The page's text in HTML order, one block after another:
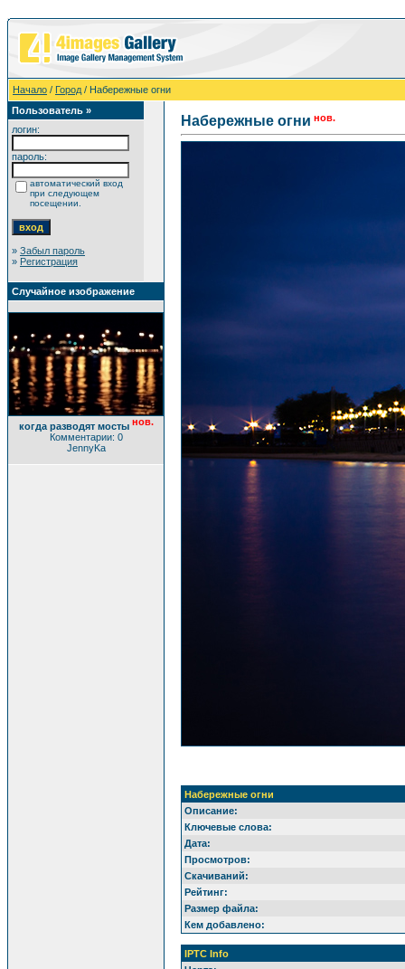
Начало / Город / Набережные огни
Пользователь »
логин:
пароль:
автоматический вход
при следующем
посещении.
» Забыл пароль
» Регистрация
Случайное изображение
когда разводят мосты нов.
Комментарии: 0
JennyKa
Набережные огни нов.
Набережные огни
Описание:
Ключевые слова:
Дата:
Просмотров:
Скачиваний:
Рейтинг:
Размер файла:
Кем добавлено:
IPTC Info